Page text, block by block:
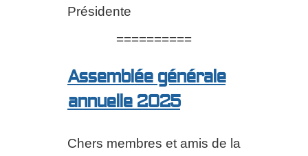
Présidente
==========
Assemblée générale
annuelle 2025
Chers membres et amis de la